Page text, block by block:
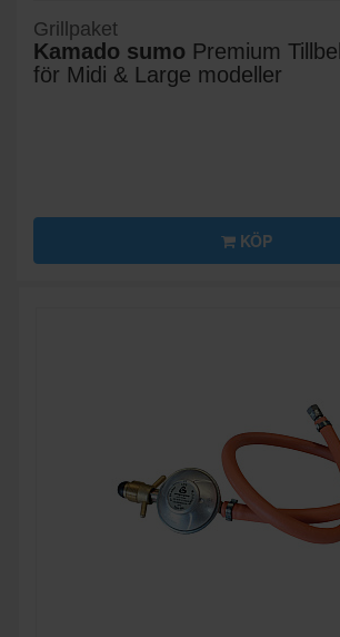
Grillpaket
Kamado sumo Premium
för Midi & Large modeller
KÖP